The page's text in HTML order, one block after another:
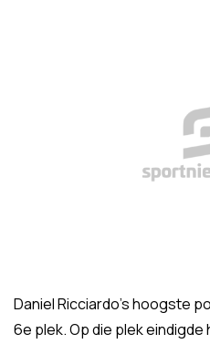
Daniel Ricciardo's hoogste
6e plek. Op die plek eindigde